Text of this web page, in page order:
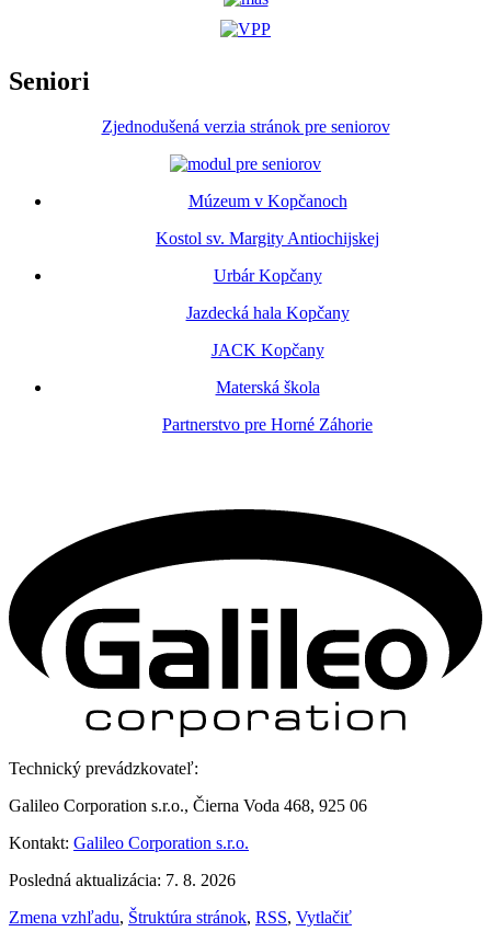
Seniori
Zjednodušená verzia stránok pre seniorov
Múzeum v Kopčanoch
Kostol sv. Margity Antiochijskej
Urbár Kopčany
Jazdecká hala Kopčany
JACK Kopčany
Materská škola
Partnerstvo pre Horné Záhorie
Technický prevádzkovateľ:
Galileo Corporation s.r.o., Čierna Voda 468, 925 06
Kontakt: Galileo Corporation s.r.o.
Posledná aktualizácia: 7. 8. 2026
Zmena vzhľadu, Štruktúra stránok, RSS, Vytlačiť